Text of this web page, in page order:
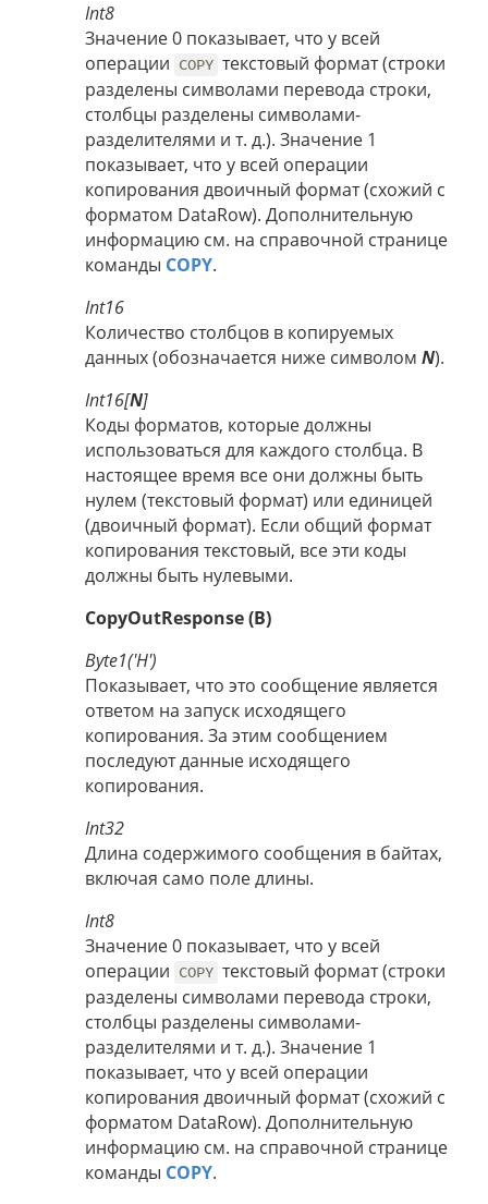
Int8
Значение 0 показывает, что у всей
операции COPY текстовый формат (строки
разделены символами перевода строки,
столбцы разделены символами-
разделителями и т. д.). Значение 1
показывает, что у всей операции
копирования двоичный формат (схожий с
форматом DataRow). Дополнительную
информацию см. на справочной странице
команды COPY.
Int16
Количество столбцов в копируемых
данных (обозначается ниже символом N).
Int16[N]
Коды форматов, которые должны
использоваться для каждого столбца. В
настоящее время все они должны быть
нулем (текстовый формат) или единицей
(двоичный формат). Если общий формат
копирования текстовый, все эти коды
должны быть нулевыми.
CopyOutResponse (B)
Byte1('H')
Показывает, что это сообщение является
ответом на запуск исходящего
копирования. За этим сообщением
последуют данные исходящего
копирования.
Int32
Длина содержимого сообщения в байтах,
включая само поле длины.
Int8
Значение 0 показывает, что у всей
операции COPY текстовый формат (строки
разделены символами перевода строки,
столбцы разделены символами-
разделителями и т. д.). Значение 1
показывает, что у всей операции
копирования двоичный формат (схожий с
форматом DataRow). Дополнительную
информацию см. на справочной странице
команды COPY.